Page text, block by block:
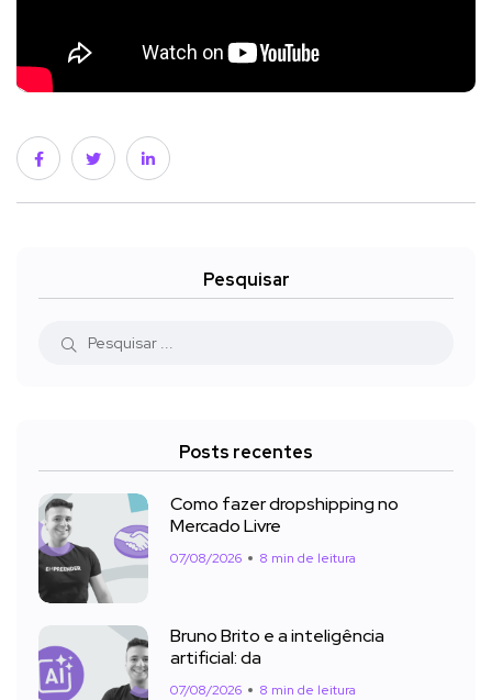
Pesquisar
Posts recentes
Como fazer dropshipping no
Mercado Livre
07/08/2026 8 min de leitura
Bruno Brito e a inteligência
artificial: da
07/08/2026 8 min de leitura